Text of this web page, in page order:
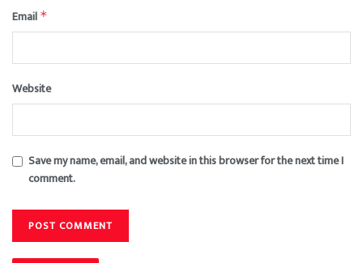
Email *
Website
Save my name, email, and website in this browser for the next time I
comment.